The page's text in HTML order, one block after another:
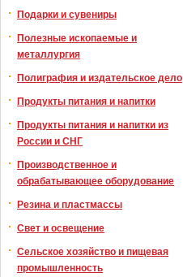
Подарки и сувениры
Полезные ископаемые и
металлургия
Полиграфия и издательское дело
Продукты питания и напитки
Продукты питания и напитки из
России и СНГ
Производственное и
обрабатывающее оборудование
Резина и пластмассы
Свет и освещение
Сельское хозяйство и пищевая
промышленность